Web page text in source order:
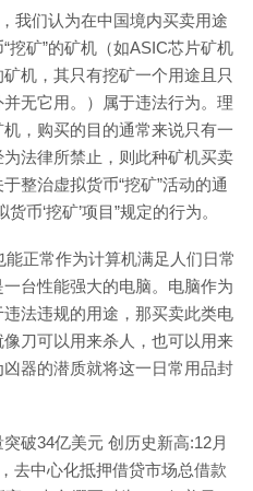
我们认为在中国境内买卖用途
挖矿”的矿机（如ASIC芯片矿机
机，其只有挖矿一个用途且只
无它用。）属于违法行为。理
，购买的目的通常来说只有一
法律所禁止，则此种矿机买卖
整治虚拟货币“挖矿”活动的通
币‘挖矿’项目”规定的行为。
正常作为计算机满足人们日常
台性能强大的电脑。电脑作为
法违规的用途，那买卖此类电
刀可以用来杀人，也可以用来
器的潜质就将这一日常用品封
破34亿美元 创历史新高:12月
去中心化抵押借贷市场总借款